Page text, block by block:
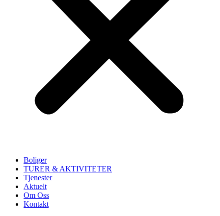
Boliger
TURER & AKTIVITETER
Tjenester
Aktuelt
Om Oss
Kontakt